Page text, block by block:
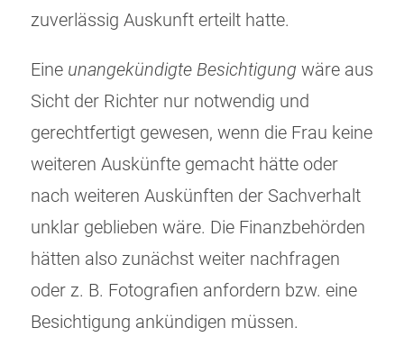
zuverlässig Auskunft erteilt hatte.
Eine unangekündigte Besichtigung wäre aus
Sicht der Richter nur notwendig und
gerechtfertigt gewesen, wenn die Frau keine
weiteren Auskünfte gemacht hätte oder
nach weiteren Auskünften der Sachverhalt
unklar geblieben wäre. Die Finanzbehörden
hätten also zunächst weiter nachfragen
oder z. B. Fotografien anfordern bzw. eine
Besichtigung ankündigen müssen.